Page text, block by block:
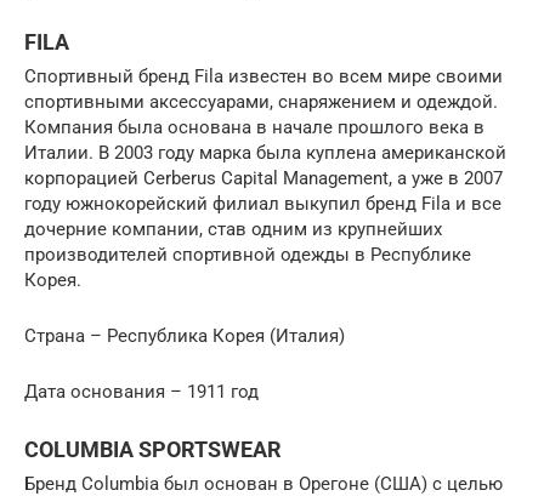
FILA
Спортивный бренд Fila известен во всем мире своими
спортивными аксессуарами, снаряжением и одеждой.
Компания была основана в начале прошлого века в
Италии. В 2003 году марка была куплена американской
корпорацией Cerberus Capital Management, а уже в 2007
году южнокорейский филиал выкупил бренд Fila и все
дочерние компании, став одним из крупнейших
производителей спортивной одежды в Республике
Корея.
Страна – Республика Корея (Италия)
Дата основания – 1911 год
COLUMBIA SPORTSWEAR
Бренд Columbia был основан в Орегоне (США) с целью